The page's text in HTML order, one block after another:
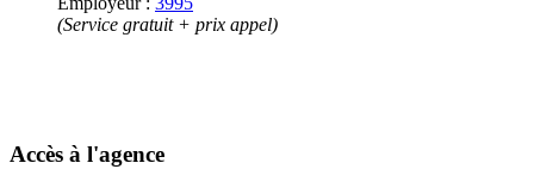
(Service gratuit + prix appel)
Accès à l'agence